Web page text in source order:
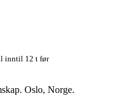
inntil 12 t før
Oslo, Norge.